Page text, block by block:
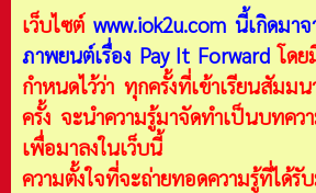
เว็บไซต์ www.iok2u.com นี้เกิดมาจ
ภาพยนต์เรื่อง Pay It Forward โดย
กำหนดไว้ว่า ทุกครั้งที่เข้าเรียนสัมม
ครั้ง จะนำความรู้มาจัดทำเป็นบทคว
เพื่อมาลงในเว็บนี้
ความตั้งใจที่จะถ่ายทอดความรู้ที่ได้รั